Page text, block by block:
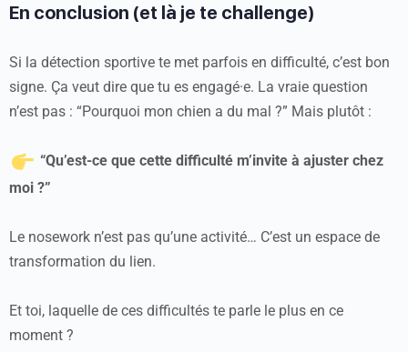
En conclusion (et là je te challenge)
Si la détection sportive te met parfois en difficulté, c’est bon
signe. Ça veut dire que tu es engagé·e. La vraie question
n’est pas : “Pourquoi mon chien a du mal ?” Mais plutôt :
“Qu’est-ce que cette difficulté m’invite à ajuster chez
moi ?”
Le nosework n’est pas qu’une activité… C’est un espace de
transformation du lien.
Et toi, laquelle de ces difficultés te parle le plus en ce
moment ?